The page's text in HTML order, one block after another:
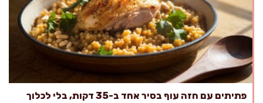
פתיתים עם חזה עוף בסיר אחד ב-35 דקות, בלי לכלוך